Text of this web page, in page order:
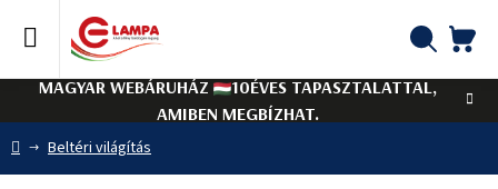
tartalomhoz
MAGYAR WEBÁRUHÁZ
10ÉVES TAPASZTALATTAL,
AMIBEN MEGBÍZHAT.
Kezdőlap
Beltéri világítás